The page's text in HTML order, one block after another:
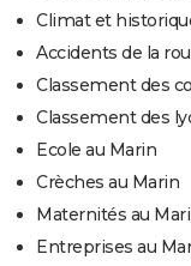
Climat et
Accidents de la
Classement des
Classement des
Ecole au Marin
Crèches au Marin
Maternités au
Entreprises au